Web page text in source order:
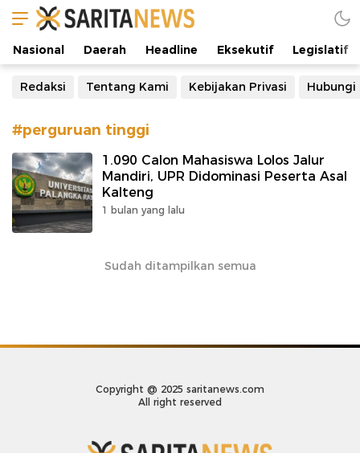
Manifestasi Arus Kebenaran
Nasional Daerah Headline Eksekutif Legislatif
Redaksi Tentang Kami Kebijakan Privasi Hubungi
#perguruan tinggi
1.090 Calon Mahasiswa Lolos Jalur
Mandiri, UPR Didominasi Peserta Asal
Kalteng
1 bulan yang lalu
Sudah ditampilkan semua
Copyright @ 2025 saritanews.com
All right reserved